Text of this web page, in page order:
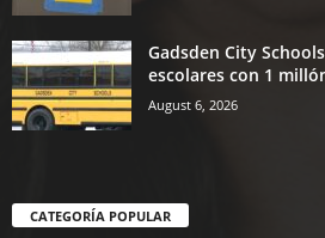
Gadsden City
escolares con 1
August 6, 2026
CATEGORÍA POPULAR